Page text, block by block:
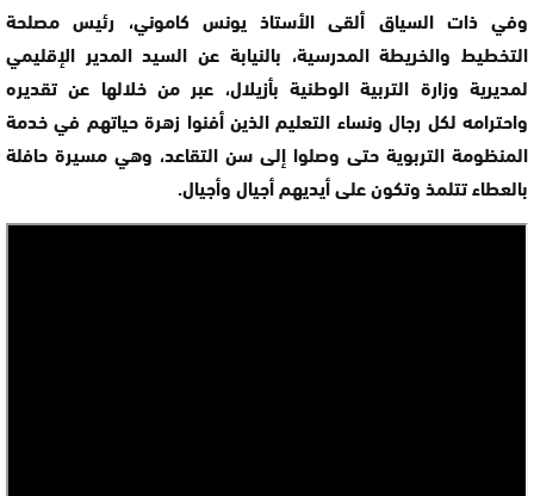
وفي ذات السياق ألقى الأستاذ يونس كاموني، رئيس مصلحة
التخطيط والخريطة المدرسية، بالنيابة عن السيد المدير الإقليمي
لمديرية وزارة التربية الوطنية بأزيلال، عبر من خلالها عن تقديره
واحترامه لكل رجال ونساء التعليم الذين أفنوا زهرة حياتهم في خدمة
المنظومة التربوية حتى وصلوا إلى سن التقاعد، وهي مسيرة حافلة
بالعطاء تتلمذ وتكون على أيديهم أجيال وأجيال.